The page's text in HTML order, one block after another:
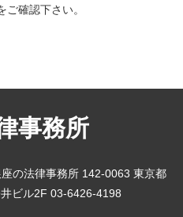
確認下さい。
事務所
の法律事務所 142-0063 東京都
ビル2F 03-6426-4198